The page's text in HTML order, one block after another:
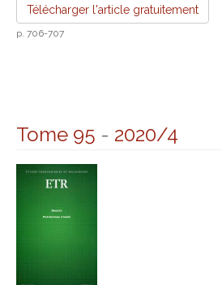
Télécharger l'article gratuitement
p. 706-707
Tome 95 - 2020/4